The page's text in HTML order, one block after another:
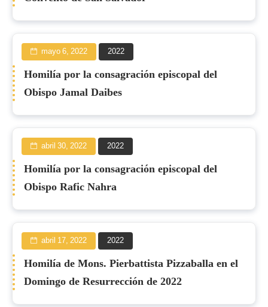
mayo 6, 2022 2022
Homilía por la consagración episcopal del
Obispo Jamal Daibes
abril 30, 2022 2022
Homilía por la consagración episcopal del
Obispo Rafic Nahra
abril 17, 2022 2022
Homilía de Mons. Pierbattista Pizzaballa en el
Domingo de Resurrección de 2022